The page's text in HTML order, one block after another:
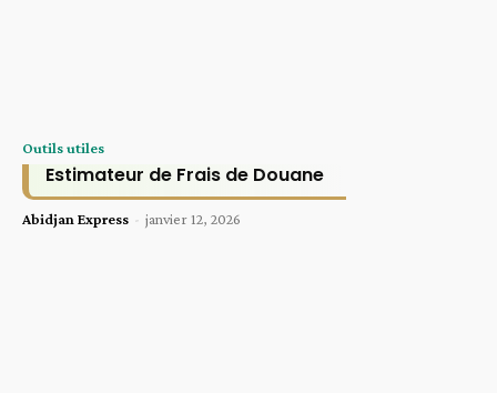
Outils utiles
Estimateur de Frais de Douane
Abidjan Express - janvier 12, 2026